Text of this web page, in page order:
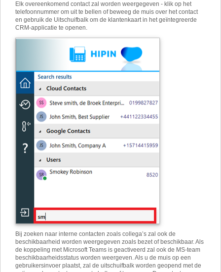
Elk overeenkomend contact zal worden weergegeven - klik op het
telefoonnummer om uit te bellen of beweeg de muis over het contact
en gebruik de Uitschuifbalk om de klantenkaart in het geïntegreerde
CRM-applicatie te openen.
Bij zoeken naar interne contacten zoals collega’s zal ook de
beschikbaarheid worden weergegeven zoals bezet of beschikbaar. Als
de koppeling met Microsoft Teams is geactiveerd zal ook de MS-team
beschikbaarheidsstatus worden weergeven. Als u de muis op een
gebruikersinvoer plaatst, zal de uitschuifbalk worden geopend met de